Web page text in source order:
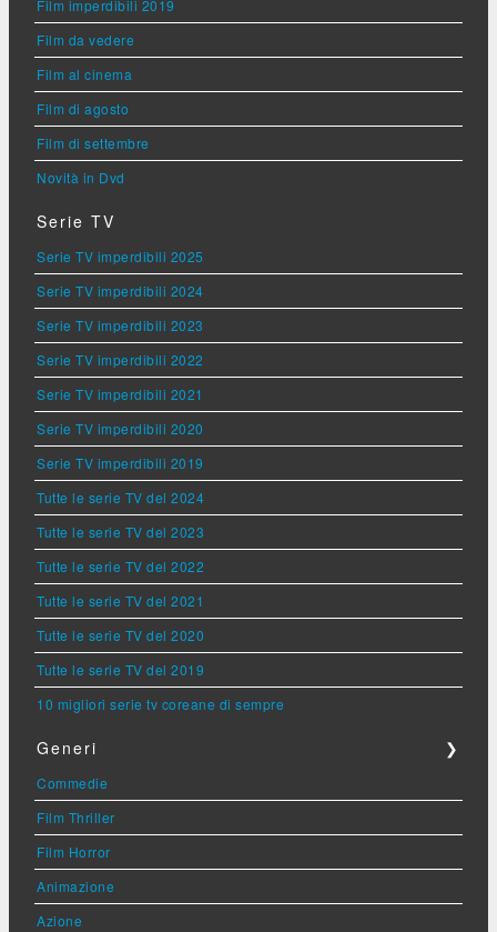
Film imperdibili 2019
Film da vedere
Film al cinema
Film di agosto
Film di settembre
Novità in Dvd
Serie TV
Serie TV imperdibili 2025
Serie TV imperdibili 2024
Serie TV imperdibili 2023
Serie TV imperdibili 2022
Serie TV imperdibili 2021
Serie TV imperdibili 2020
Serie TV imperdibili 2019
Tutte le serie TV del 2024
Tutte le serie TV del 2023
Tutte le serie TV del 2022
Tutte le serie TV del 2021
Tutte le serie TV del 2020
Tutte le serie TV del 2019
10 migliori serie tv coreane di sempre
Generi ❯
Commedie
Film Thriller
Film Horror
Animazione
Azione